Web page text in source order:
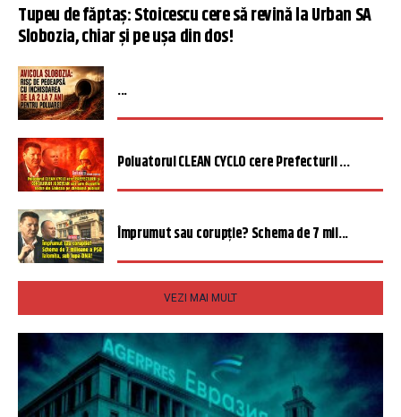
Tupeu de făptaș: Stoicescu cere să revină la Urban SA
Slobozia, chiar și pe ușa din dos!
...
Poluatorul CLEAN CYCLO cere Prefecturii ...
Împrumut sau corupție? Schema de 7 mil...
VEZI MAI MULT